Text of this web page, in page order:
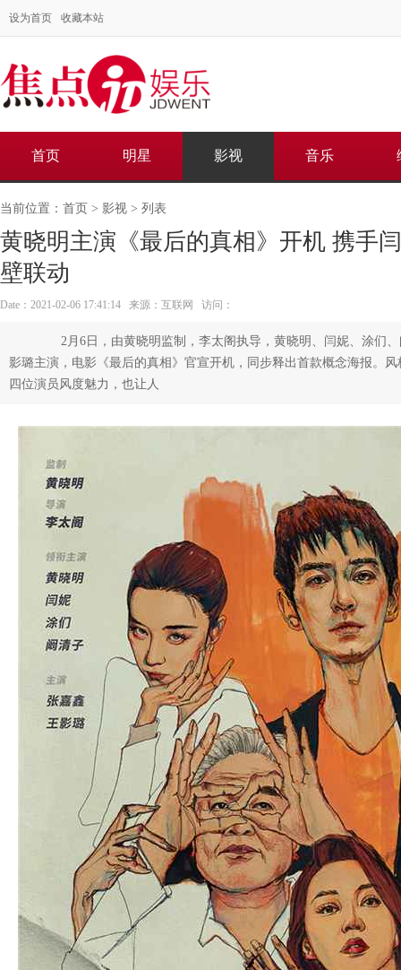
设为首页 收藏本站
首页 明星 影视 音乐
当前位置： 首页 > 影视 > 列表
黄晓明主演《最后的真相》开机 携手
壁联动
Date：2021-02-06 17:41:14 来源：互联网 访问：
2月6日，由黄晓明监制，李太阁执导，黄晓明、闫妮、涂们、
影璐主演，电影《最后的真相》官宣开机，同步释出首款概念海报。
四位演员风度魅力，也让人